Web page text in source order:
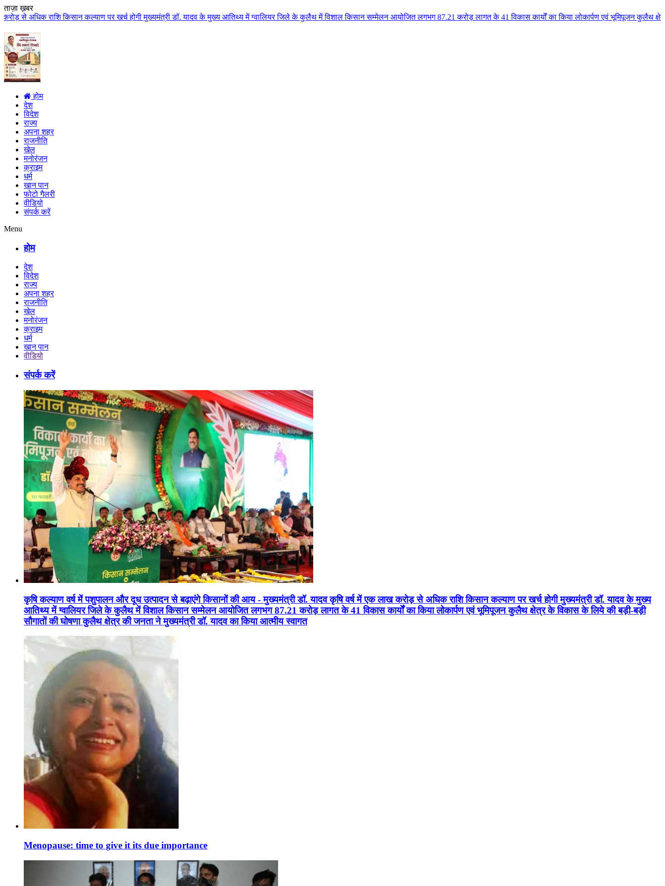
ताज़ा ख़बर
कल्याण पर खर्च होगी मुख्यमंत्री डॉ. यादव के मुख्य आतिथ्य में ग्वालियर जिले के कुलैथ में विशाल किसान सम्मेलन आयोजित लगभग 87.21 करोड़ लागत के 41 विकास कार्यों का किया लोकार्पण एवं भूमिपूजन कुलैथ क्षेत्र के विकास के
होम
देश
विदेश
राज्य
अपना शहर
राजनीति
खेल
मनोरंजन
क्राइम
धर्म
खान पान
फोटो गैलरी
वीडियो
संपर्क करें
Menu
होम
देश
विदेश
राज्य
अपना शहर
राजनीति
खेल
मनोरंजन
क्राइम
धर्म
खान पान
वीडियो
संपर्क करें
कृषि कल्याण वर्ष में पशुपालन और दूध उत्पादन से बढ़ाएंगे किसानों की आय - मुख्यमंत्री डॉ. यादव कृषि वर्ष में एक लाख करोड़ से अधिक राशि किसान कल्याण पर खर्च होगी मुख्यमंत्री डॉ. यादव के मुख्य
आतिथ्य में ग्वालियर जिले के कुलैथ में विशाल किसान सम्मेलन आयोजित लगभग 87.21 करोड़ लागत के 41 विकास कार्यों का किया लोकार्पण एवं भूमिपूजन कुलैथ क्षेत्र के विकास के लिये की बड़ी-बड़ी
सौगातों की घोषणा कुलैथ क्षेत्र की जनता ने मुख्यमंत्री डॉ. यादव का किया आत्मीय स्वागत
Menopause: time to give it its due importance